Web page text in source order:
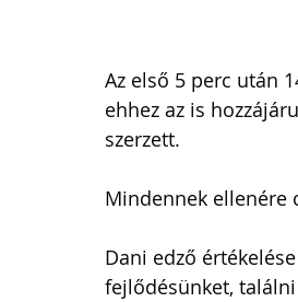
Az első 5 perc után
ehhez az is
szerzett.
Mindennek ellenére
Dani edző
fejlődésünket,